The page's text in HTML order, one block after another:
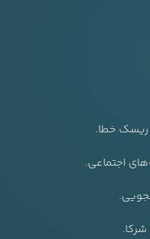
ریسک خطا.
اجتماعی.
شرکا.